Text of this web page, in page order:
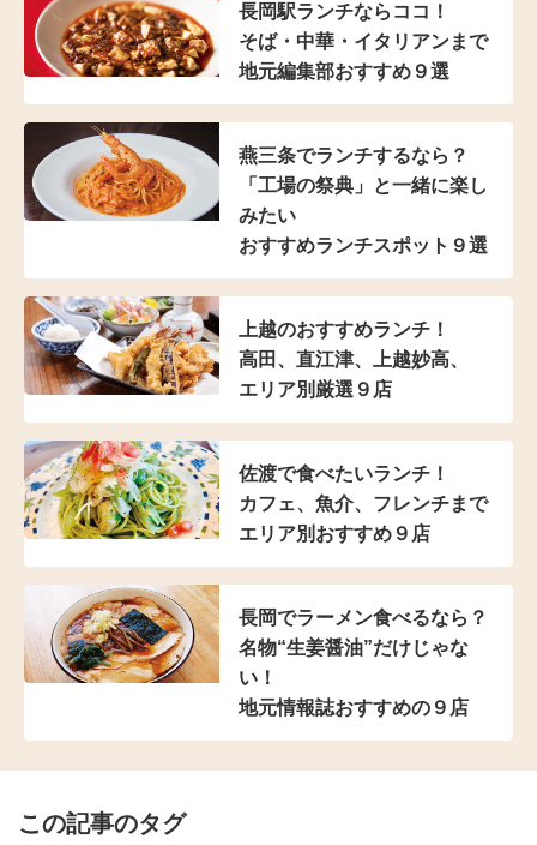
長岡駅ランチならココ！
そば・中華・イタリアンまで
地元編集部おすすめ９選
燕三条でランチするなら？
「工場の祭典」と一緒に楽し
みたい
おすすめランチスポット９選
上越のおすすめランチ！
高田、直江津、上越妙高、
エリア別厳選９店
佐渡で食べたいランチ！
カフェ、魚介、フレンチまで
エリア別おすすめ９店
長岡でラーメン食べるなら？
名物“生姜醤油”だけじゃな
い！
地元情報誌おすすめの９店
この記事のタグ